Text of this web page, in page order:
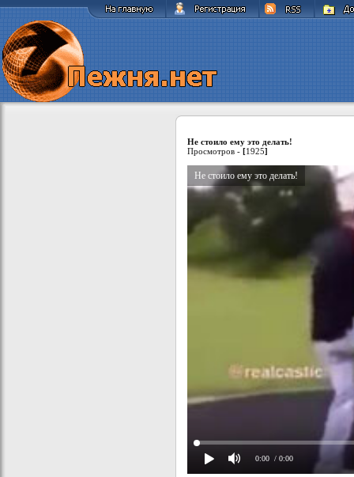
Не стоило ему это делать!
Просмотров - [1925]
Не стоило ему это делать!
0:00 / 0:00